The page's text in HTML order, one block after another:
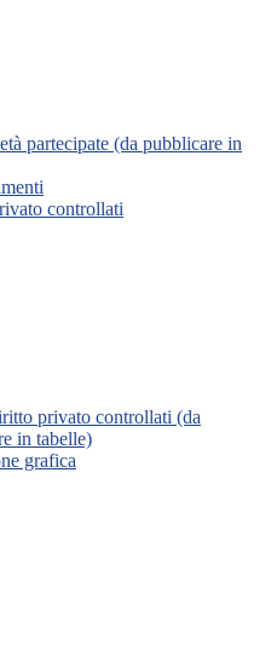
partecipate (da pubblicare in
controllati
privato controllati (da
in tabelle)
grafica